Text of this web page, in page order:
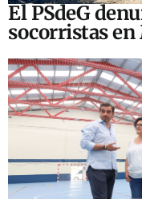
El PSdeG
socorristas en